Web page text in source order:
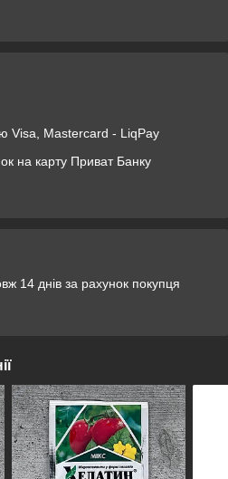
Visa, Mastercard - LiqPay
на карту Приват Банку
14 днів за рахунок покупця